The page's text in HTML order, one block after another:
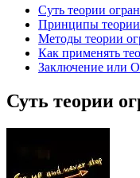
Суть теории
Принципы
Методы теории
Как применять
Заключение или
Суть теории